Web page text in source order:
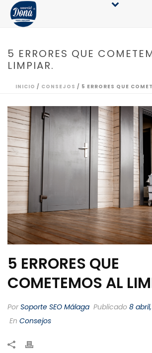
5 ERRORES QUE
LIMPIAR.
INICIO / CONSEJOS / 5 ERRORES QUE
5 ERRORES QUE
COMETEMOS AL
PorSoporte SEO Málaga Publicado 8
En Consejos